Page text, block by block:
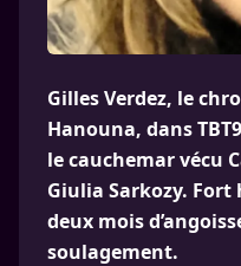
Gilles Verdez, le
Hanouna, dans
le cauchemar vécu
Giulia Sarkozy.
deux mois
soulagement.